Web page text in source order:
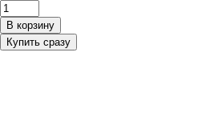
В корзину
Купить сразу